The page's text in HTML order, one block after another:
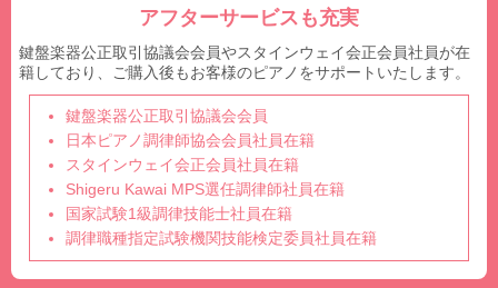
アフターサービスも充実
鍵盤楽器公正取引協議会会員やスタインウェイ会正会員社員が在
籍しており、ご購入後もお客様のピアノをサポートいたします。
鍵盤楽器公正取引協議会会員
日本ピアノ調律師協会会員社員在籍
スタインウェイ会正会員社員在籍
Shigeru Kawai MPS選任調律師社員在籍
国家試験1級調律技能士社員在籍
調律職種指定試験機関技能検定委員社員在籍